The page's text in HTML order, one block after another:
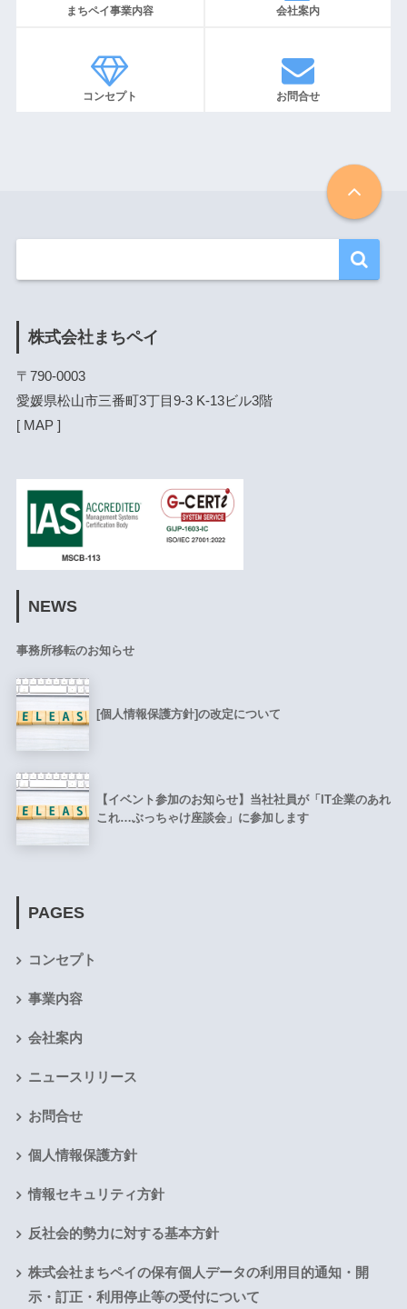
まちペイ事業内容 会社案内
コンセプト お問合せ
株式会社まちペイ
〒790-0003
愛媛県松山市三番町3丁目9-3 K-13ビル3階
[ MAP ]
NEWS
事務所移転のお知らせ
[個人情報保護方針]の改定について
【イベント参加のお知らせ】当社社員が「IT企業のあれ
これ…ぶっちゃけ座談会」に参加します
PAGES
コンセプト
事業内容
会社案内
ニュースリリース
お問合せ
個人情報保護方針
情報セキュリティ方針
反社会的勢力に対する基本方針
株式会社まちペイの保有個人データの利用目的通知・開
示・訂正・利用停止等の受付について